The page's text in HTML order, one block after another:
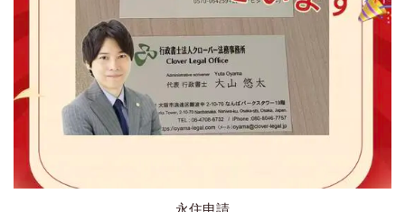
永住申請